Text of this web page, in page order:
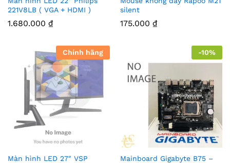
221V8LB ( VGA + HDMI )
1.680.000 ₫
silent
175.000 ₫
Chính hãng
Màn hình LED 27″ VSP
-10%
Mainboard Gigabyte B75 –